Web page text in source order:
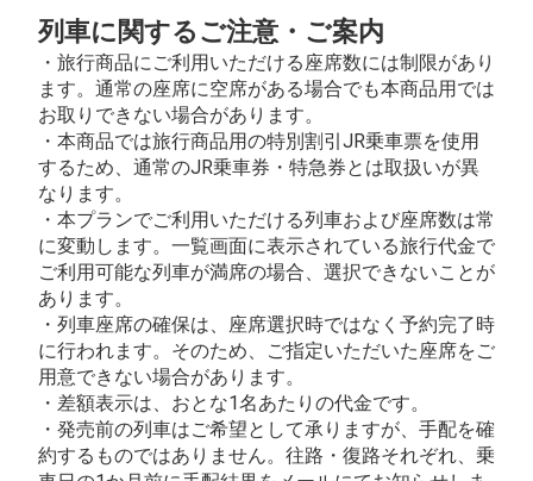
列車に関するご注意・ご案内
・旅行商品にご利用いただける座席数には制限があり
ます。通常の座席に空席がある場合でも本商品用では
お取りできない場合があります。
・本商品では旅行商品用の特別割引JR乗車票を使用
するため、通常のJR乗車券・特急券とは取扱いが異
なります。
・本プランでご利用いただける列車および座席数は常
に変動します。一覧画面に表示されている旅行代金で
ご利用可能な列車が満席の場合、選択できないことが
あります。
・列車座席の確保は、座席選択時ではなく予約完了時
に行われます。そのため、ご指定いただいた座席をご
用意できない場合があります。
・差額表示は、おとな1名あたりの代金です。
・発売前の列車はご希望として承りますが、手配を確
約するものではありません。往路・復路それぞれ、乗